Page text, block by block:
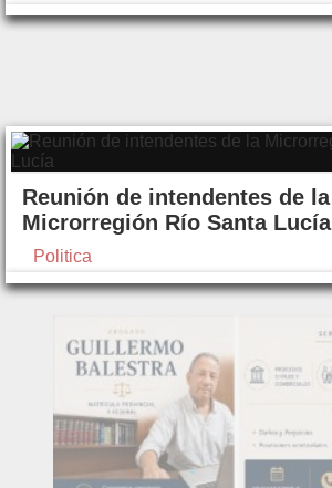
Reunión de intendentes de la
Microrregión Río Santa Lucía
Politica